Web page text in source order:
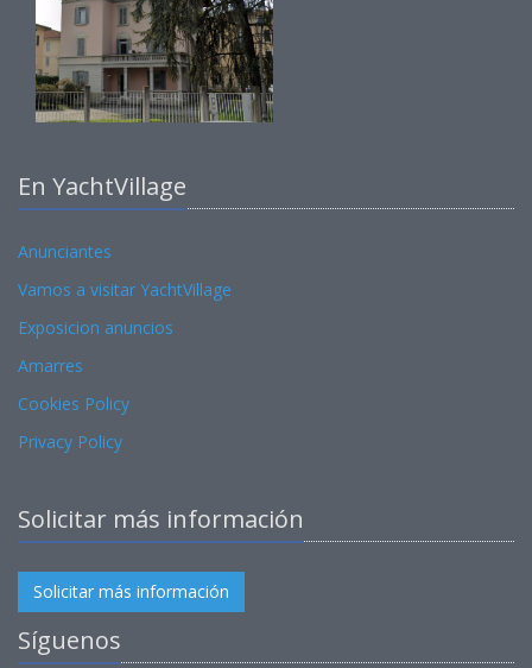
En YachtVillage
Anunciantes
Vamos a visitar YachtVillage
Exposicion anuncios
Amarres
Cookies Policy
Privacy Policy
Solicitar más información
Solicitar más información
Síguenos